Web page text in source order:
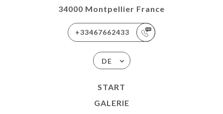
34000 Montpellier France
+33467662433
DE
START
GALERIE